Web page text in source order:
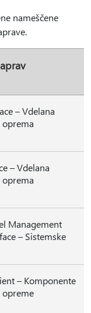
nameščene
– Vdelana
– Vdelana
Management
– Sistemske
– Komponente
opreme